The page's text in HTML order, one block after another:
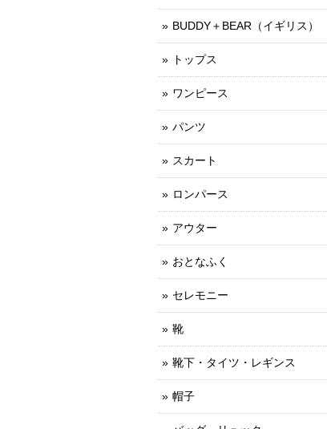
BUDDY＋BEAR（イギリス）
トップス
ワンピース
パンツ
スカート
ロンパース
アウター
おとなふく
セレモニー
靴
靴下・タイツ・レギンス
帽子